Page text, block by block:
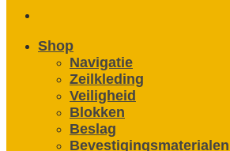
Shop
Navigatie
Zeilkleding
Veiligheid
Blokken
Beslag
Bevestigings­­materialen